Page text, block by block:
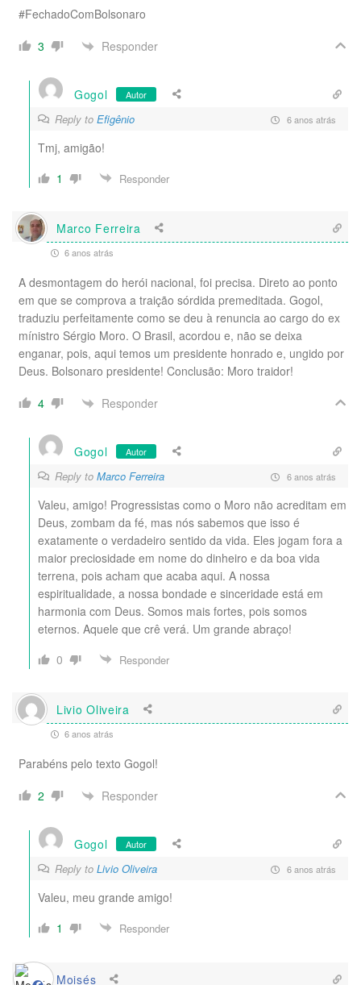
#FechadoComBolsonaro
3
Responder
Gogol Autor
Reply to Efigênio 6 anos atrás
Tmj, amigão!
1
Responder
Marco Ferreira
6 anos atrás
A desmontagem do herói nacional, foi precisa. Direto ao ponto
em que se comprova a traição sórdida premeditada. Gogol,
traduziu perfeitamente como se deu à renuncia ao cargo do ex
mínistro Sérgio Moro. O Brasil, acordou e, não se deixa
enganar, pois, aqui temos um presidente honrado e, ungido por
Deus. Bolsonaro presidente! Conclusão: Moro traidor!
4
Responder
Gogol Autor
Reply to Marco Ferreira 6 anos atrás
Valeu, amigo! Progressistas como o Moro não acreditam em
Deus, zombam da fé, mas nós sabemos que isso é
exatamente o verdadeiro sentido da vida. Eles jogam fora a
maior preciosidade em nome do dinheiro e da boa vida
terrena, pois acham que acaba aqui. A nossa
espiritualidade, a nossa bondade e sinceridade está em
harmonia com Deus. Somos mais fortes, pois somos
eternos. Aquele que crê verá. Um grande abraço!
0
Responder
Livio Oliveira
6 anos atrás
Parabéns pelo texto Gogol!
2
Responder
Gogol Autor
Reply to Livio Oliveira 6 anos atrás
Valeu, meu grande amigo!
1
Responder
Moisés